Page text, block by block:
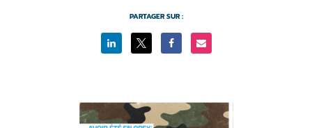
PARTAGER SUR :